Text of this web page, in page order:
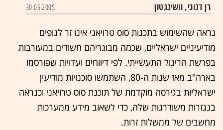
רן דגוני, וושינגטון 30.05.2005
נראה שהשימוש בתכנות סוס טרויאני אינו זר לגופים
מודיעיניים ישראליים, שכמה מבוגריהם חשודים במעורבות
בפרשת הריגול התעשייתי. לפי דיווחים ועדויות שפורסמו
בארה"ב מאז שנות ה-80, השתמשו סוכנויות מודיעין
ישראליות בגירסה מוקדמת של תוכנת סוס טרויאני וכנראה
בנגזרות משודרגות שלה, כדי לשאוב מידע ממערכות
מחשבים של ממשלות זרות.